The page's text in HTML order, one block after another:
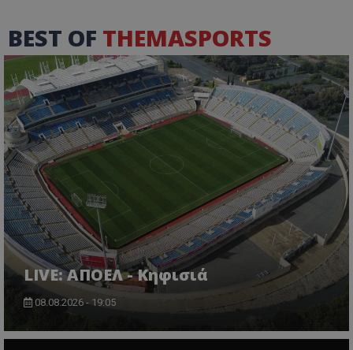
BEST OF THEMASPORTS
LIVE: ΑΠΟΕΛ - Κηφισιά
08.08.2026 - 19:05